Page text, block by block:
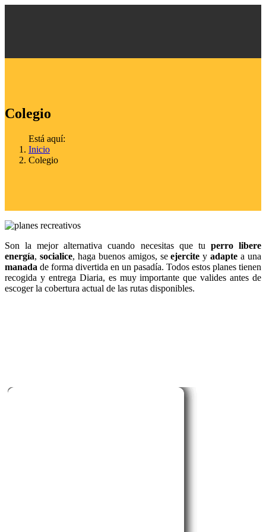
Colegio
Está aquí:
Inicio
Colegio
Son la mejor alternativa cuando necesitas que tu perro libere
energía, socialice, haga buenos amigos, seejercite yadapte a una
manada de forma divertida en un pasadía. Todos estos planes tienen
recogida y entrega Diaria, es muy importante que valides antes de
escoger la cobertura actual de las rutas disponibles.